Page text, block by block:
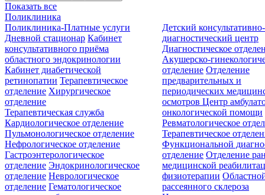
Показать все
Поликлиника
Поликлиника-Платные услуги
Дневной стационар Кабинет
консультативного приёма
областного эндокринологии
Кабинет диабетической
ретинопатии Терапевтическое
отделение Хирургическое
отделение
Детский консультативно-
диагностический центр
Диагностическое
Акушерско-
отделение Отделение
предварительных и
периодических
осмотровЦентр
онкологической помощи
Терапевтическая служба
Кардиологическое отделение
Пульмонологическое отделение
Нефрологическое отделение
Гастроэнтерологическое
отделение Эндокринологическое
отделение Неврологическое
отделение Гематологическое
Ревматологическое
Терапевтическое
Функциональной
отделение Отделение
медицинской
физиотерапии
рассеянного склероза